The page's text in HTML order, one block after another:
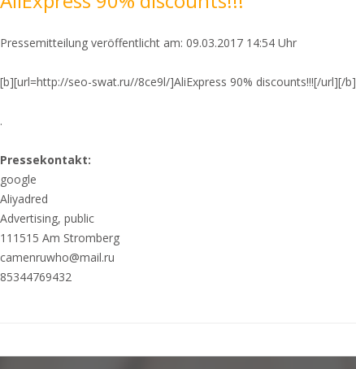
Pressemitteilung veröffentlicht am: 09.03.2017 14:54 Uhr
[b][url=http://seo-swat.ru//8ce9l/]AliExpress 90% discounts!!![/url][/b]
.
Pressekontakt:
google
Aliyadred
Advertising, public
111515 Am Stromberg
camenruwho@mail.ru
85344769432